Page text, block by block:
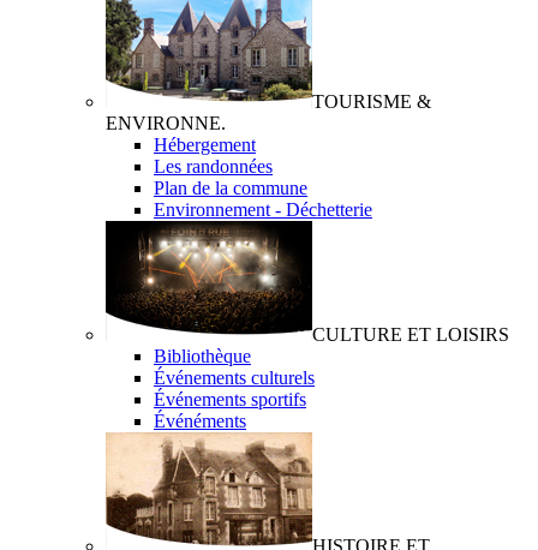
TOURISME &
ENVIRONNE.
Hébergement
Les randonnées
Plan de la commune
Environnement - Déchetterie
CULTURE ET LOISIRS
Bibliothèque
Événements culturels
Événements sportifs
Événéments
HISTOIRE ET